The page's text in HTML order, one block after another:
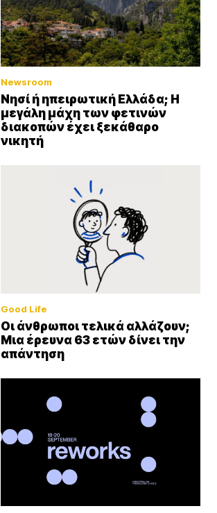
Newsroom
Νησί ή ηπειρωτική Ελλάδα; Η
μεγάλη μάχη των φετινών
διακοπών έχει ξεκάθαρο
νικητή
Good Life
Οι άνθρωποι τελικά αλλάζουν;
Μια έρευνα 63 ετών δίνει την
απάντηση